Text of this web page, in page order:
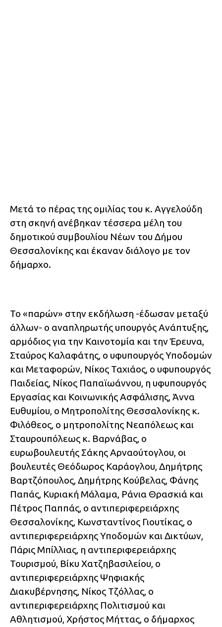
Μετά το πέρας της ομιλίας του κ. Αγγελούδη
στη σκηνή ανέβηκαν τέσσερα μέλη του
δημοτικού συμβουλίου Νέων του Δήμου
Θεσσαλονίκης και έκαναν διάλογο με τον
δήμαρχο.
Το «παρών» στην εκδήλωση -έδωσαν μεταξύ
άλλων- ο αναπληρωτής υπουργός Ανάπτυξης,
αρμόδιος για την Καινοτομία και την Έρευνα,
Σταύρος Καλαφάτης, ο υφυπουργός Υποδομών
και Μεταφορών, Νίκος Ταχιάος, ο υφυπουργός
Παιδείας, Νίκος Παπαϊωάννου, η υφυπουργός
Εργασίας και Κοινωνικής Ασφάλισης, Άννα
Ευθυμίου, ο Μητροπολίτης Θεσσαλονίκης κ.
Φιλόθεος, ο μητροπολίτης Νεαπόλεως και
Σταυρουπόλεως κ. Βαρνάβας, ο
ευρωβουλευτής Σάκης Αρναούτογλου, οι
βουλευτές Θεόδωρος Καράογλου, Δημήτρης
Βαρτζόπουλος, Δημήτρης Κούβελας, Φάνης
Παπάς, Κυριακή Μάλαμα, Ράνια Θρασκιά και
Πέτρος Παππάς, ο αντιπεριφερειάρχης
Θεσσαλονίκης, Κωνσταντίνος Γιουτίκας, ο
αντιπεριφερειάρχης Υποδομών και Δικτύων,
Πάρις Μπίλλιας, η αντιπεριφερειάρχης
Τουρισμού, Βίκυ Χατζηβασιλείου, ο
αντιπεριφερειάρχης Ψηφιακής
Διακυβέρνησης, Νίκος Τζόλλας, ο
αντιπεριφερειάρχης Πολιτισμού και
Αθλητισμού, Χρήστος Μήττας, ο δήμαρχος